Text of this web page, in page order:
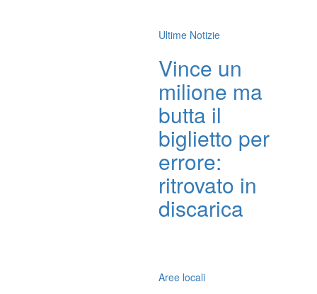
Ultime Notizie
Vince un
milione ma
butta il
biglietto per
errore:
ritrovato in
discarica
Aree locali